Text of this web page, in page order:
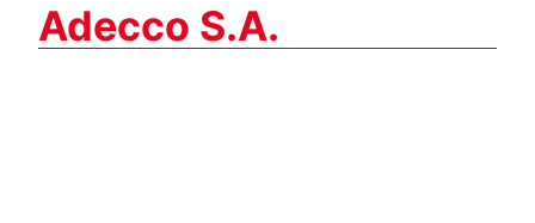
Adecco S.A.